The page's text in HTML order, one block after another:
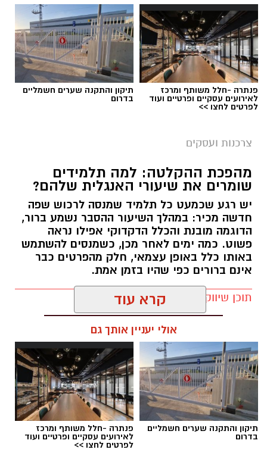
פנתרה -חלל משותף ומרכז
לאירועים עסקיים ופרטיים ועוד
לפרטים לחצו >>
תיקון והתקנה שערים חשמליים
בדרום
צרכנות ועסקים
מהפכת ההקלטה: למה תלמידים
שומרים את שיעורי האנגלית שלהם?
יש רגע שכמעט כל תלמיד שמנסה לרכוש שפה
חדשה מכיר: במהלך השיעור ההסבר נשמע ברור,
הדוגמה מובנת והכלל הדקדוקי אפילו נראה
פשוט. כמה ימים לאחר מכן, כשמנסים להשתמש
באותו כלל באופן עצמאי, חלק מהפרטים כבר
אינם ברורים כפי שהיו בזמן אמת.
תוכן שיווקי / 15:38 29.07.26
תגים:מהפכת ההקלטה
קרא עוד
אולי יעניין אותך גם
תיקון והתקנה שערים חשמליים
בדרום
פנתרה -חלל משותף ומרכז
לאירועים עסקיים ופרטיים ועוד
לפרטים לחצו >>